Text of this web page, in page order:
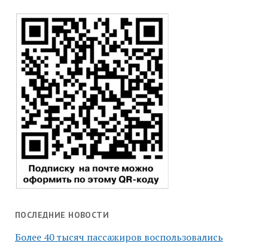
ПОСЛЕДНИЕ НОВОСТИ
Более 40 тысяч пассажиров воспользовались